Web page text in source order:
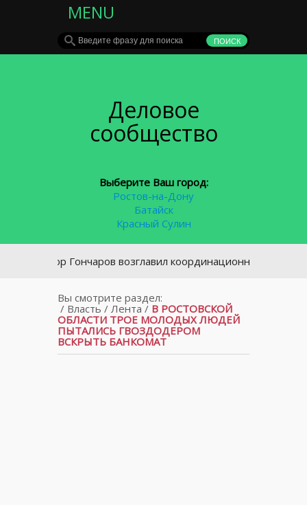
MENU
Деловое
сообщество
Выберите Ваш город:
Ростов-на-Дону
Батайск
Красный Сулин
Гончаров возглавил координационный совет по
Вы смотрите раздел:
/ Власть / Лента / В РОСТОВСКОЙ
ОБЛАСТИ ТРОЕ МОЛОДЫХ ЛЮДЕЙ
ПЫТАЛИСЬ ГВОЗДОДЕРОМ
ВСКРЫТЬ БАНКОМАТ